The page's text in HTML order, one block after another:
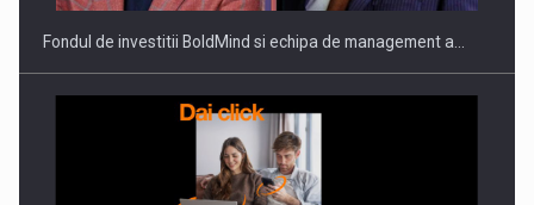
Fondul de investitii BoldMind si echipa de management a…